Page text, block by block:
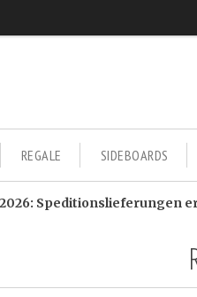
REGALE SIDEBOARDS
Speditionslieferungen